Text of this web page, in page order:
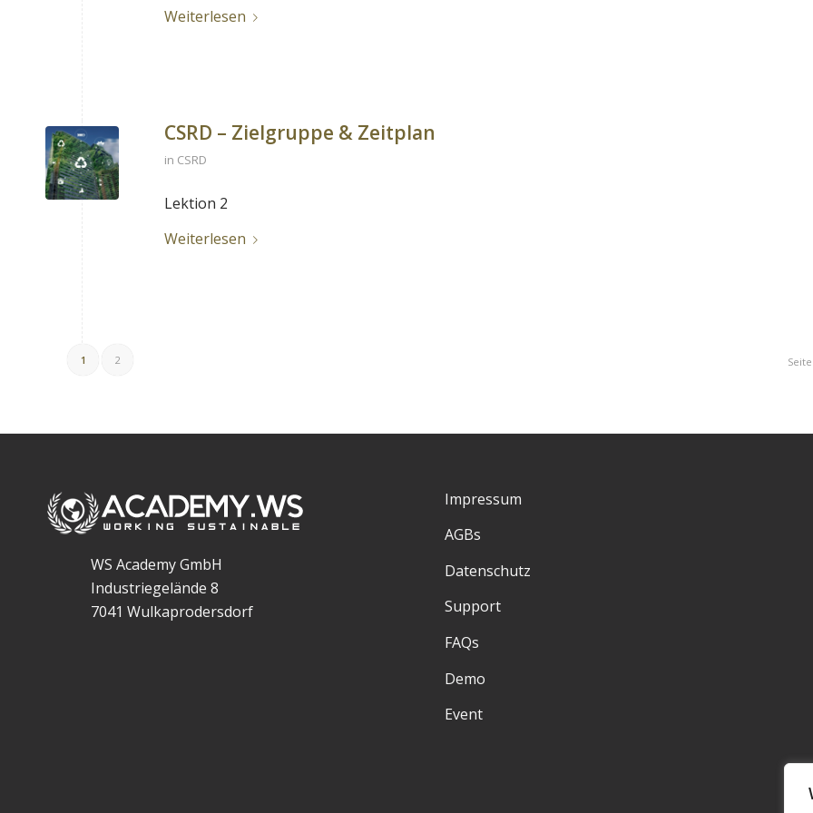
Weiterlesen
CSRD – Zielgruppe & Zeitplan
in CSRD
Lektion 2
Weiterlesen
1 2
WS Academy GmbH
Industriegelände 8
7041 Wulkaprodersdorf
Impressum
AGBs
Datenschutz
Support
FAQs
Demo
Event